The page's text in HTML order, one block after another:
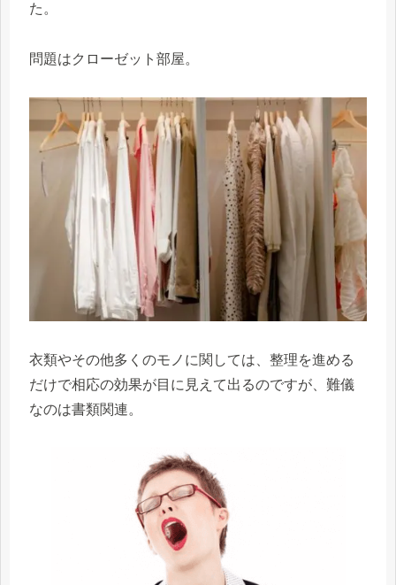
た。
問題はクローゼット部屋。
衣類やその他多くのモノに関しては、整理を進める
だけで相応の効果が目に見えて出るのですが、難儀
なのは書類関連。